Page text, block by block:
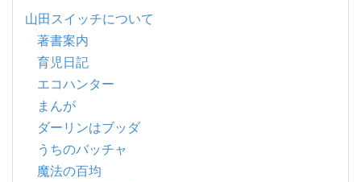
山田スイッチについて
著書案内
育児日記
エコハンター
まんが
ダーリンはブッダ
うちのバッチャ
魔法の百均